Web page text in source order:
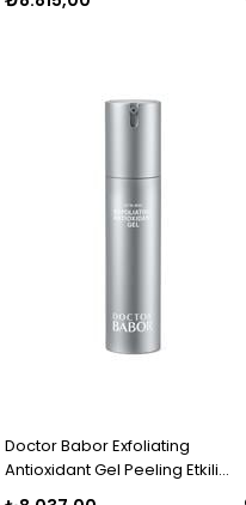
Doctor Babor Exfoliating
Antioxidant Gel Peeling Etkili
Antioksidan Jel 50 ml